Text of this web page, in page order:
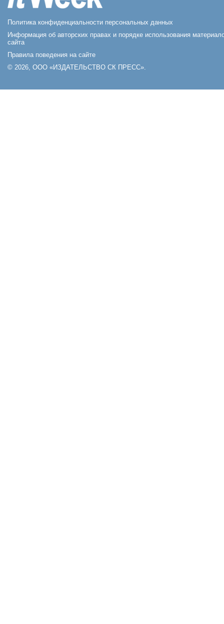
Политика конфиденциальности персональных данных
Информация об авторских правах и порядке использования
сайта
Правила поведения на сайте
© 2026, ООО «ИЗДАТЕЛЬСТВО СК ПРЕСС».